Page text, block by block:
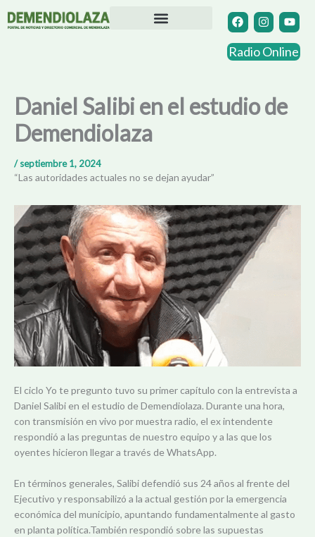
F
a
c
e
b
I
n
s
t
a
m
Y
o
u
t
u
Radio Online
Daniel Salibi en el estudio de
Demendiolaza
/septiembre 1, 2024
“Las autoridades actuales no se dejan ayudar”
El ciclo Yo te pregunto tuvo su primer capítulo con la entrevista a
Daniel Salibi en el estudio de Demendiolaza. Durante una hora,
con transmisión en vivo por muestra radio, el ex intendente
respondió a las preguntas de nuestro equipo y a las que los
oyentes hicieron llegar a través de WhatsApp.
En términos generales, Salibi defendió sus 24 años al frente del
Ejecutivo y responsabilizó a la actual gestión por la emergencia
económica del municipio, apuntando fundamentalmente al gasto
en planta política.También respondió sobre las supuestas